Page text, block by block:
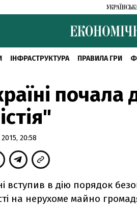
ІНФРАСТРУКТУРА ПРАВИЛА ГРИ
почала
20:58
вступив в дію порядок
на нерухоме майно